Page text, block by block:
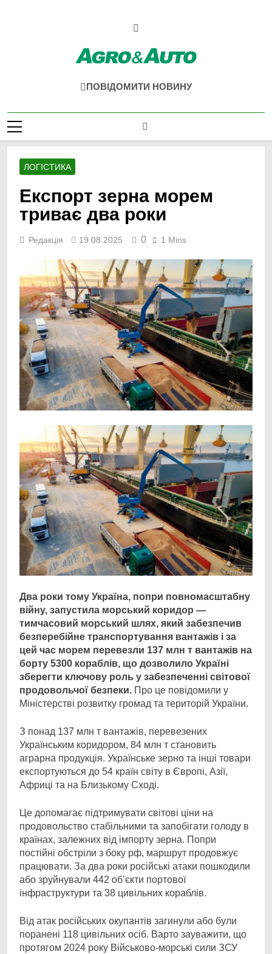
Agro & Auto
ПОВІДОМИТИ НОВИНУ
ЛОГІСТИКА
Експорт зерна морем
триває два роки
Редакція 19.08.2025 0 1 Mins
Два роки тому Україна, попри повномасштабну
війну, запустила морський коридор —
тимчасовий морський шлях, який забезпечив
безперебійне транспортування вантажів і за
цей час морем перевезли 137 млн т вантажів на
борту 5300 кораблів, що дозволило Україні
зберегти ключову роль у забезпеченні світової
продовольчої безпеки. Про це повідомили у
Міністерстві розвитку громад та територій України.
З понад 137 млн т вантажів, перевезених
Українським коридором, 84 млн т становить
аграрна продукція. Українське зерно та інші товари
експортуються до 54 країн світу в Європі, Азії,
Африці та на Близькому Сході.
Це допомагає підтримувати світові ціни на
продовольство стабільними та запобігати голоду в
країнах, залежних від імпорту зерна. Попри
постійні обстріли з боку рф, маршрут продовжує
працювати. За два роки російські атаки пошкодили
або зруйнували 442 об’єкти портової
інфраструктури та 38 цивільних кораблів.
Від атак російських окупантів загинули або були
поранені 118 цивільних осіб. Варто зауважити, що
протягом 2024 року Військово-морські сили ЗСУ